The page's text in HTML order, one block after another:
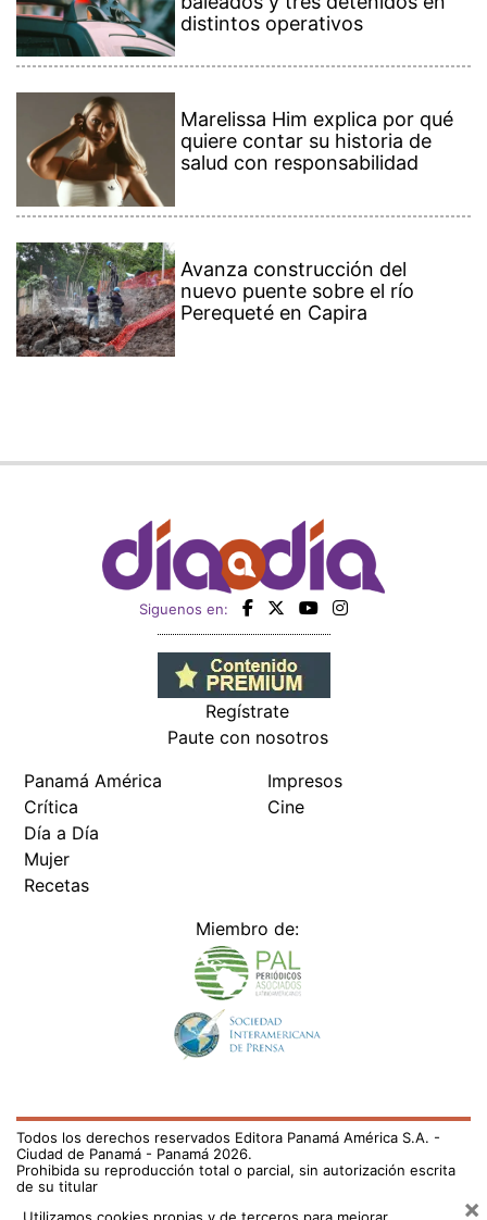
distintos operativos
Marelissa Him explica por qué
quiere contar su historia de
salud con responsabilidad
Avanza construcción del
nuevo puente sobre el río
Perequeté en Capira
Siguenos en:
Regístrate
Paute con nosotros
Panamá América
Crítica
Día a Día
Mujer
Recetas
Impresos
Cine
Miembro de:
Todos los derechos reservados Editora Panamá América S.A. -
Ciudad de Panamá - Panamá 2026.
Prohibida su reproducción total o parcial, sin autorización escrita
de su titular
Utilizamos cookies propias y de terceros para mejorar
×